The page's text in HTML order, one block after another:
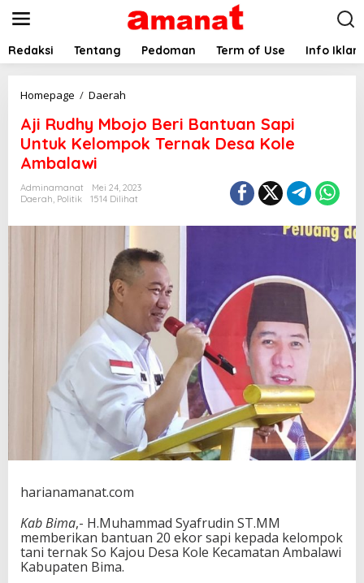
t
Redaksi Tentang Pedoman Term of Use Info Iklan
Homepage / Daerah
i
R
u
h
y
b
o
j
o
B
i
B
a
n
t
a
n
S
a
i
n
t
u
k
Aji Rudhy Mbojo Beri Bantuan Sapi
Untuk Kelompok Ternak Desa Kole
Ambalawi
Adminamanat
Mei 24, 2023
Daerah, Politik 1514 Dilihat
harianamanat.com
Kab Bima,- H.Muhammad Syafrudin ST.MM
memberikan bantuan 20 ekor sapi kepada kelompok
tani ternak So Kajou Desa Kole Kecamatan Ambalawi
Kabupaten Bima.